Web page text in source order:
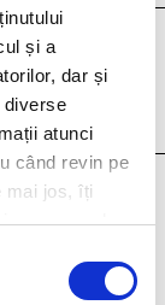
și a
dar și
diverse
atunci
când revin pe
mai jos, îți
pe care le-
as well as in other
to be stored and
details included